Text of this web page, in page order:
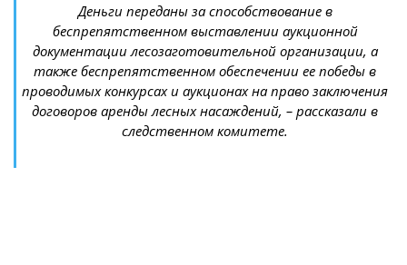
Деньги переданы за способствование в
беспрепятственном выставлении аукционной
документации лесозаготовительной организации, а
также беспрепятственном обеспечении ее победы в
проводимых конкурсах и аукционах на право заключения
договоров аренды лесных насаждений, – рассказали в
следственном комитете.